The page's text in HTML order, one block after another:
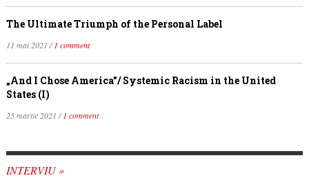
The Ultimate Triumph of the Personal Label
11 mai 2021 /1 comment
„And I Chose America”/ Systemic Racism in the United
States (I)
25 martie 2021 /1 comment
INTERVIU »